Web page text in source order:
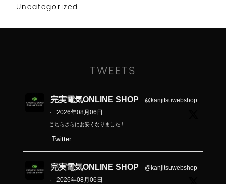
Uncategorized
TWEETS
完実電気ONLINE SHOP
@kanjitsuwebshop
·
2026年08月06日
こちらさらにお安くなりました！
Twitter
完実電気ONLINE SHOP
@kanjitsuwebshop
·
2026年08月06日